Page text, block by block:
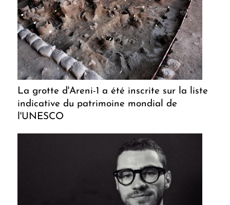
La grotte d'Areni-1 a été inscrite sur la liste
indicative du patrimoine mondial de
l'UNESCO